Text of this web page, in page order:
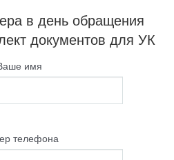
в день обращения
документов для УК
имя
телефона